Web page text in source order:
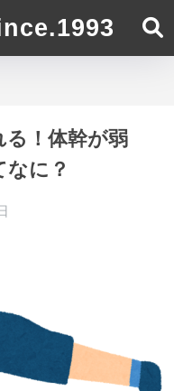
る！体幹が弱
に？